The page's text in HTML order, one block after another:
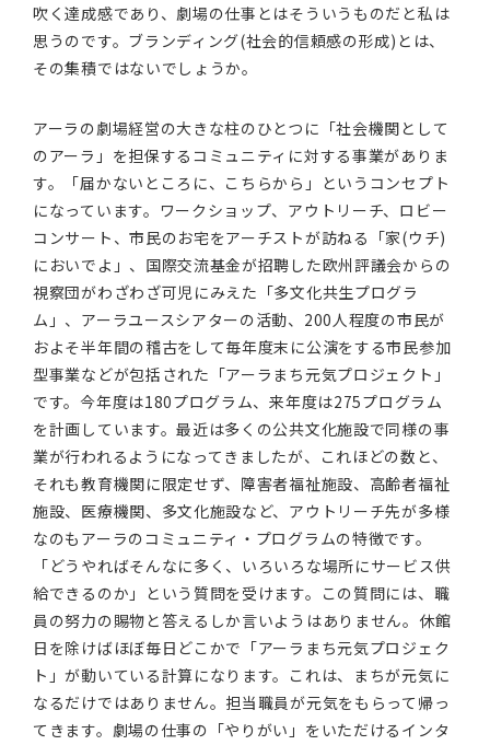
吹く達成感であり、劇場の仕事とはそういうものだと私は
思うのです。ブランディング(社会的信頼感の形成)とは、
その集積ではないでしょうか。
アーラの劇場経営の大きな柱のひとつに「社会機関として
のアーラ」を担保するコミュニティに対する事業がありま
す。「届かないところに、こちらから」というコンセプト
になっています。ワークショップ、アウトリーチ、ロビー
コンサート、市民のお宅をアーチストが訪ねる「家(ウチ)
においでよ」、国際交流基金が招聘した欧州評議会からの
視察団がわざわざ可児にみえた「多文化共生プログラ
ム」、アーラユースシアターの活動、200人程度の市民が
およそ半年間の稽古をして毎年度末に公演をする市民参加
型事業などが包括された「アーラまち元気プロジェクト」
です。今年度は180プログラム、来年度は275プログラム
を計画しています。最近は多くの公共文化施設で同様の事
業が行われるようになってきましたが、これほどの数と、
それも教育機関に限定せず、障害者福祉施設、高齢者福祉
施設、医療機関、多文化施設など、アウトリーチ先が多様
なのもアーラのコミュニティ・プログラムの特徴です。
「どうやればそんなに多く、いろいろな場所にサービス供
給できるのか」という質問を受けます。この質問には、職
員の努力の賜物と答えるしか言いようはありません。休館
日を除けばほぼ毎日どこかで「アーラまち元気プロジェク
ト」が動いている計算になります。これは、まちが元気に
なるだけではありません。担当職員が元気をもらって帰っ
てきます。劇場の仕事の「やりがい」をいただけるインタ